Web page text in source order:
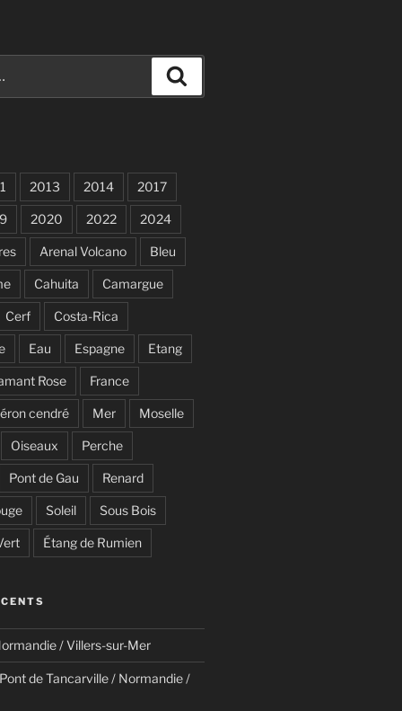
2013 2014 2017
2020 2022 2024
Arenal Volcano Bleu
Cahuita Camargue
Cerf Costa-Rica
Eau Espagne Etang
Rose France
cendré Mer Moselle
Oiseaux Perche
Pont de Gau Renard
Soleil Sous Bois
Étang de Rumien
/ Villers-sur-Mer
de Tancarville / Normandie /